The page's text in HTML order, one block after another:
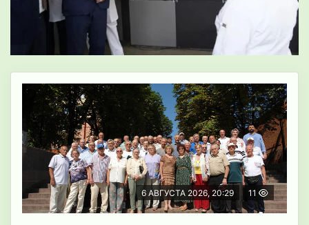
6 АВГУСТА 2026, 20:29 11